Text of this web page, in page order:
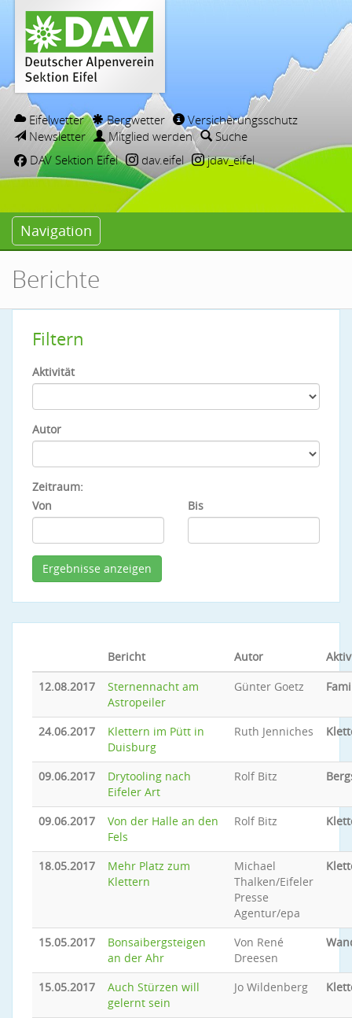
Eifelwetter Bergwetter
Versicherungsschutz
Newsletter
Mitglied werden
Suche
DAV Sektion Eifel
dav.eifel jdav_eifel
Navigation
Berichte
Filtern
Aktivität
Autor
Zeitraum:
Von
Bis
Bericht Autor
12.08.2017
Sternennacht am
Astropeiler
Günter Goetz
24.06.2017
Klettern im Pütt in
Duisburg
Ruth Jenniches
09.06.2017
Drytooling nach
Eifeler Art
Rolf Bitz
09.06.2017
Von der Halle an den
Fels
Rolf Bitz
18.05.2017
Mehr Platz zum
Klettern
Michael
Thalken/Eifeler
Presse
Agentur/epa
15.05.2017
Bonsaibergsteigen
an der Ahr
Von René
Dreesen
15.05.2017
Auch Stürzen will
gelernt sein
Jo Wildenberg